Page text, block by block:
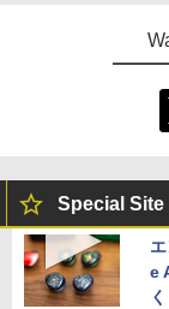
Special Site
e
く